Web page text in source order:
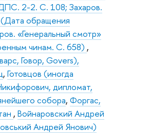
2-2. С. 108; Захаров.
обращения
«Генеральный смотр»
чинам. С. 658) ,
Говор, Govers),
, Готовцов (иногда
дипломат,
собора, Форгас,
, Войнаровский Андрей
Андрей Янович)